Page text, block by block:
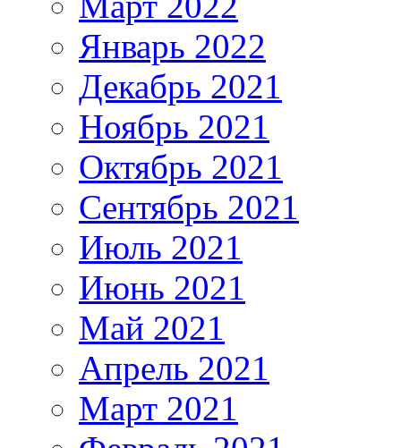
Январь 2022
Декабрь 2021
Ноябрь 2021
Октябрь 2021
Сентябрь 2021
Июль 2021
Июнь 2021
Май 2021
Апрель 2021
Март 2021